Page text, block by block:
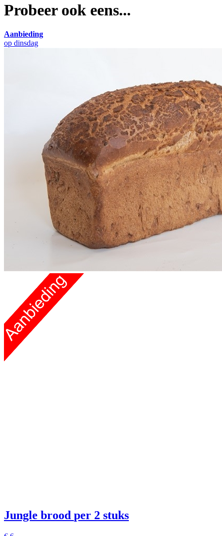
Probeer ook eens...
Aanbieding
op dinsdag
Jungle brood per 2 stuks